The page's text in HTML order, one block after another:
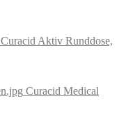
Curacid Aktiv Runddose,
Curacid Medical